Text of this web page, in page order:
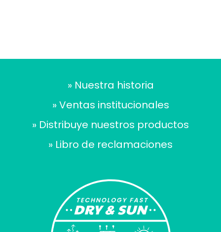
» Nuestra historia
» Ventas institucionales
» Distribuye nuestros productos
» Libro de reclamaciones